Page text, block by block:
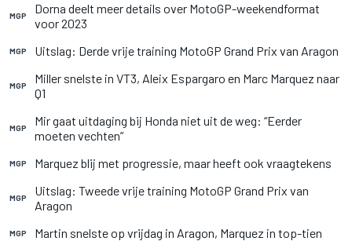
MGP
Dorna deelt meer details over MotoGP-weekendformat
voor 2023
MGP Uitslag: Derde vrije training MotoGP Grand Prix van Aragon
MGP
Miller snelste in VT3, Aleix Espargaro en Marc Marquez naar
Q1
MGP
Mir gaat uitdaging bij Honda niet uit de weg: “Eerder
moeten vechten”
MGP Marquez blij met progressie, maar heeft ook vraagtekens
MGP
Uitslag: Tweede vrije training MotoGP Grand Prix van
Aragon
MGP Martin snelste op vrijdag in Aragon, Marquez in top-tien